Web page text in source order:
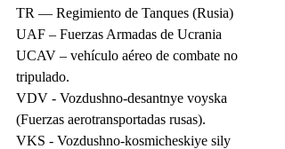
TR — Regimiento de Tanques (Rusia)
UAF – Fuerzas Armadas de Ucrania
UCAV – vehículo aéreo de combate no
tripulado.
VDV - Vozdushno-desantnye voyska
(Fuerzas aerotransportadas rusas).
VKS - Vozdushno-kosmicheskiye sily